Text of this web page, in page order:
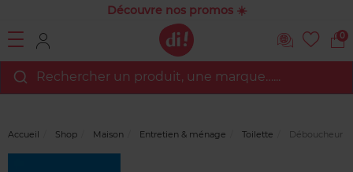
Découvre nos promos ☀️
0
Rechercher un produit, une marque…...
Accueil Shop Maison Entretien & ménage Toilette Déboucheur
Marque